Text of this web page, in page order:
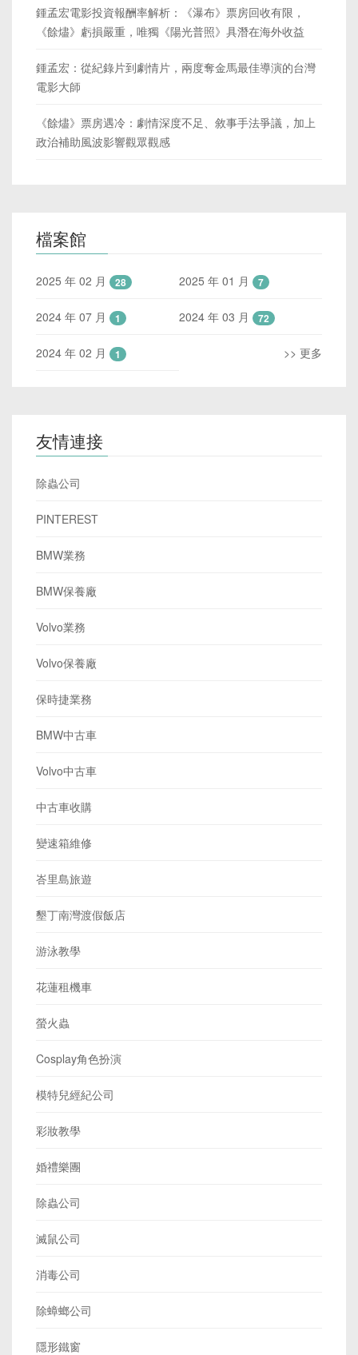
鍾孟宏電影投資報酬率解析：《瀑布》票房回收有限，
《餘燼》虧損嚴重，唯獨《陽光普照》具潛在海外收益
鍾孟宏：從紀錄片到劇情片，兩度奪金馬最佳導演的台灣
電影大師
《餘燼》票房遇冷：劇情深度不足、敘事手法爭議，加上
政治補助風波影響觀眾觀感
檔案館
2025 年 02 月 28 2025 年 01 月 7
2024 年 07 月 1 2024 年 03 月 72
2024 年 02 月 1 >> 更多
友情連接
除蟲公司
PINTEREST
BMW業務
BMW保養廠
Volvo業務
Volvo保養廠
保時捷業務
BMW中古車
Volvo中古車
中古車收購
變速箱維修
峇里島旅遊
墾丁南灣渡假飯店
游泳教學
花蓮租機車
螢火蟲
Cosplay角色扮演
模特兒經紀公司
彩妝教學
婚禮樂團
除蟲公司
滅鼠公司
消毒公司
除蟑螂公司
隱形鐵窗